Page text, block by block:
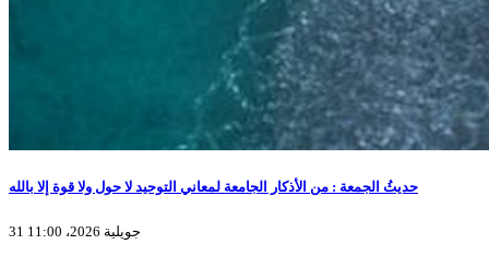
حديثُ الجمعة : من الأذكار الجامعة لمعاني التوحيد لا حول ولا قوة إلا بالله
31 جويلية 2026، 11:00